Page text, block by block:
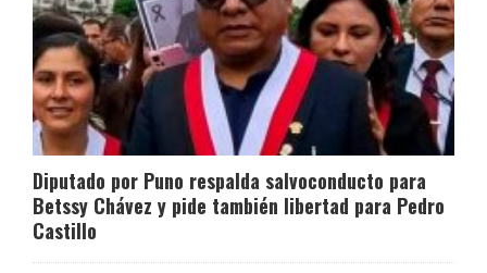
Diputado por Puno respalda salvoconducto para
Betssy Chávez y pide también libertad para Pedro
Castillo